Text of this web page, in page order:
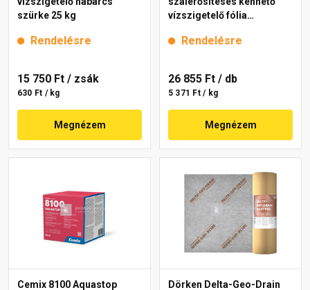
szürke 25 kg
Rendelésre
15 750 Ft / zsák
630 Ft / kg
Megnézem
vízszigetelő fólia
Rendelésre
26 855 Ft / db
5 371 Ft / kg
Megnézem
Cemix 8100 Aquastop
Dörken Delta-Geo-Drain